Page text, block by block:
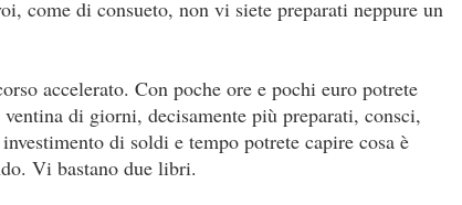
come di consueto, non vi siete preparati neppure un
accelerato. Con poche ore e pochi euro potrete
di giorni, decisamente più preparati, consci,
di soldi e tempo potrete capire cosa è
Vi bastano due libri.